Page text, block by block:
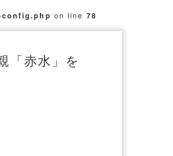
on line 78
「赤水」を